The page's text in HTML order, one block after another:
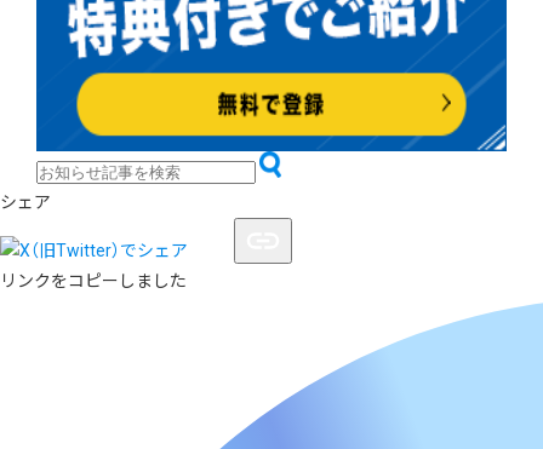
シェア
リンクをコピーしました